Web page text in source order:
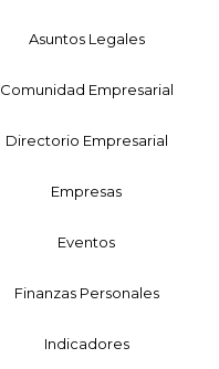
Asuntos Legales
Comunidad Empresarial
Directorio Empresarial
Empresas
Eventos
Finanzas Personales
Indicadores